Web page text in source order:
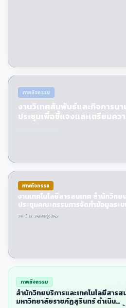
ภาพกิจกรรม
งานวิเทศสัมพันธ์และกิจการนา
ประชุมเพื่อชี้แจงและเตรียมคว
กิจกรรมโครงการการเตรีย
ภาพกิจกรรม
งานเทคโนโลยีสารสนเทศ สํานักวิทย
ประชุมคณะกรรมการจัดทําข้อมูลระ
ข้อมูลขนาดใหญ่ (Big Data)
26 มิ.ย. 2569 262
ภาพกิจกรรม
สํานักวิทยบริการและเทคโนโลยีสารส
มหาวิทยาลัยราชภัฏสุรินทร์ ดําเนิน